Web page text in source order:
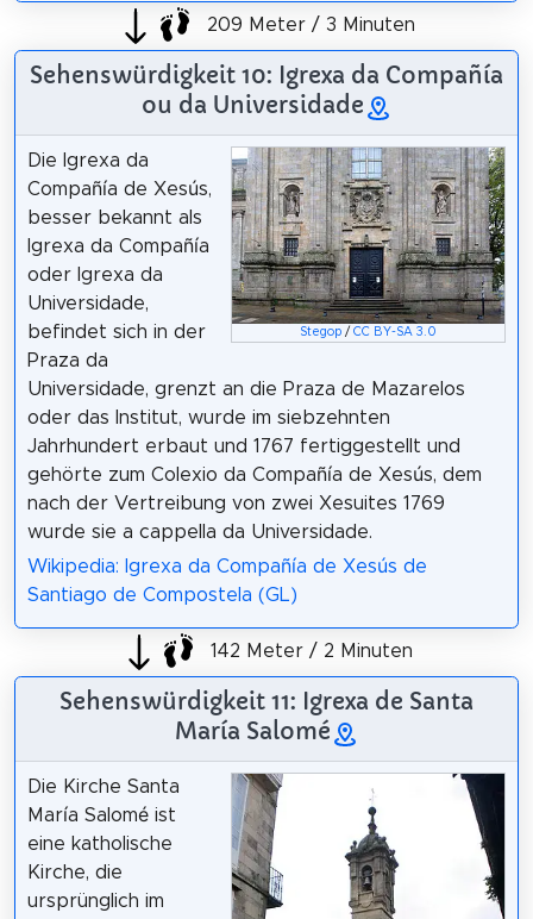
209 Meter / 3 Minuten
Sehenswürdigkeit 10: Igrexa da Compañía
ou da Universidade
Stegop /CC BY-SA 3.0
Die Igrexa da
Compañía de Xesús,
besser bekannt als
Igrexa da Compañía
oder Igrexa da
Universidade,
befindet sich in der
Praza da
Universidade, grenzt an die Praza de Mazarelos
oder das Institut, wurde im siebzehnten
Jahrhundert erbaut und 1767 fertiggestellt und
gehörte zum Colexio da Compañía de Xesús, dem
nach der Vertreibung von zwei Xesuites 1769
wurde sie a cappella da Universidade.
Wikipedia: Igrexa da Compañía de Xesús de
Santiago de Compostela (GL)
142 Meter / 2 Minuten
Sehenswürdigkeit 11: Igrexa de Santa
María Salomé
Die Kirche Santa
María Salomé ist
eine katholische
Kirche, die
ursprünglich im